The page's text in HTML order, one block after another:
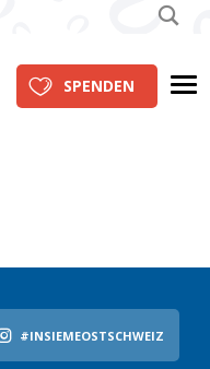
SPENDEN
#INSIEMEOSTSCHWEIZ